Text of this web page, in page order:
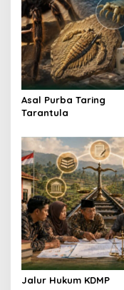
a
t
i
o
n
Asal Purba Taring
Tarantula
Jalur Hukum KDMP